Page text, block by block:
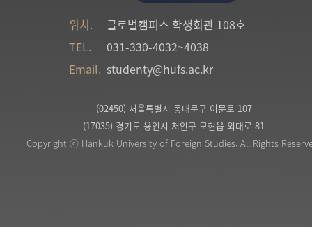
위치. 글로벌캠퍼스 학생회관 108호
TEL.
031-330-4032~4038
Email. studenty@hufs.ac.kr
(02450) 서울특별시 동대문구 이문로 107
(17035) 경기도 용인시 처인구 모현읍 외대로 81
Copyright ⓒ Hankuk University of Foreign Studies. All Rights